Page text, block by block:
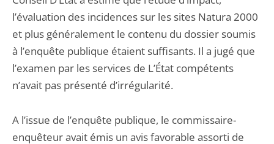
l’évaluation des incidences sur les sites Natura 2000
et plus généralement le contenu du dossier soumis
à l’enquête publique étaient suffisants. Il a jugé que
l’examen par les services de L’État compétents
n’avait pas présenté d’irrégularité.
A l’issue de l’enquête publique, le commissaire-
enquêteur avait émis un avis favorable assorti de